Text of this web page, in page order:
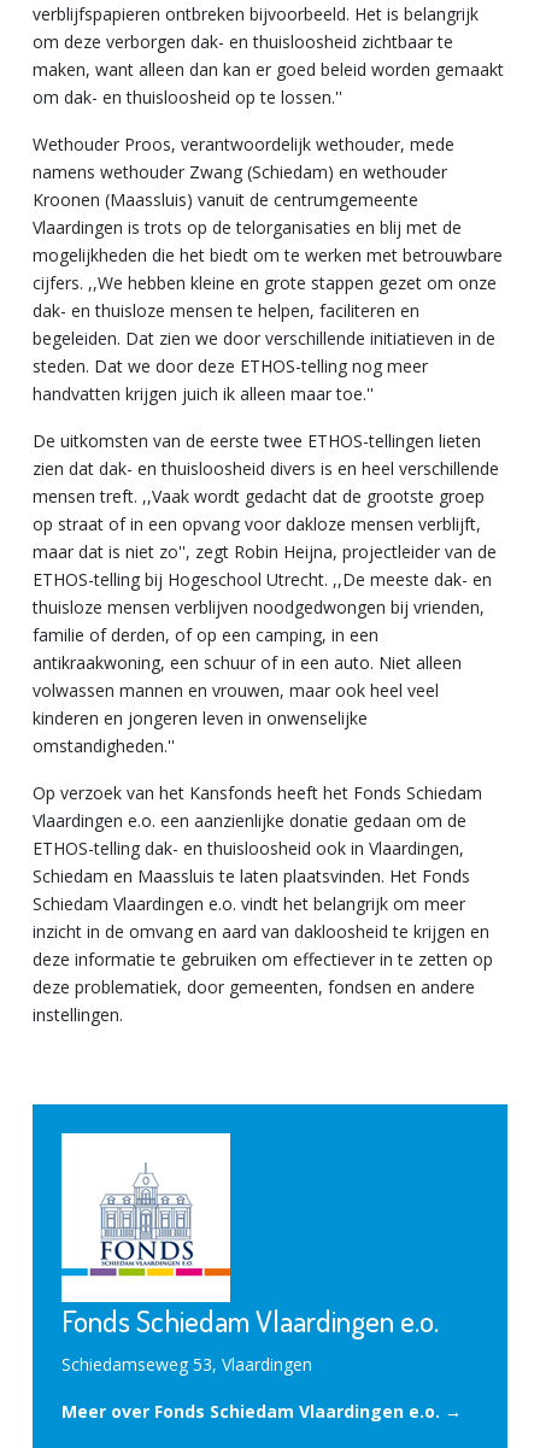
verblijfspapieren ontbreken bijvoorbeeld. Het is belangrijk
om deze verborgen dak- en thuisloosheid zichtbaar te
maken, want alleen dan kan er goed beleid worden gemaakt
om dak- en thuisloosheid op te lossen.''
Wethouder Proos, verantwoordelijk wethouder, mede
namens wethouder Zwang (Schiedam) en wethouder
Kroonen (Maassluis) vanuit de centrumgemeente
Vlaardingen is trots op de telorganisaties en blij met de
mogelijkheden die het biedt om te werken met betrouwbare
cijfers. ,,We hebben kleine en grote stappen gezet om onze
dak- en thuisloze mensen te helpen, faciliteren en
begeleiden. Dat zien we door verschillende initiatieven in de
steden. Dat we door deze ETHOS-telling nog meer
handvatten krijgen juich ik alleen maar toe.''
De uitkomsten van de eerste twee ETHOS-tellingen lieten
zien dat dak- en thuisloosheid divers is en heel verschillende
mensen treft. ,,Vaak wordt gedacht dat de grootste groep
op straat of in een opvang voor dakloze mensen verblijft,
maar dat is niet zo'', zegt Robin Heijna, projectleider van de
ETHOS-telling bij Hogeschool Utrecht. ,,De meeste dak- en
thuisloze mensen verblijven noodgedwongen bij vrienden,
familie of derden, of op een camping, in een
antikraakwoning, een schuur of in een auto. Niet alleen
volwassen mannen en vrouwen, maar ook heel veel
kinderen en jongeren leven in onwenselijke
omstandigheden.''
Op verzoek van het Kansfonds heeft het Fonds Schiedam
Vlaardingen e.o. een aanzienlijke donatie gedaan om de
ETHOS-telling dak- en thuisloosheid ook in Vlaardingen,
Schiedam en Maassluis te laten plaatsvinden. Het Fonds
Schiedam Vlaardingen e.o. vindt het belangrijk om meer
inzicht in de omvang en aard van dakloosheid te krijgen en
deze informatie te gebruiken om effectiever in te zetten op
deze problematiek, door gemeenten, fondsen en andere
instellingen.
Fonds Schiedam Vlaardingen e.o.
Schiedamseweg 53, Vlaardingen
Meer over Fonds Schiedam Vlaardingen e.o. →